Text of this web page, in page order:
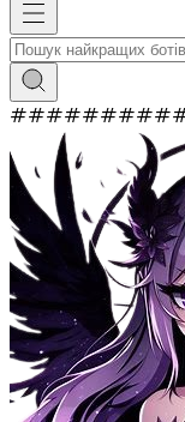
#########